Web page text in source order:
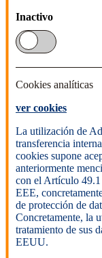
Inactivo
Cookies analíticas
ver cookies
La utilización de
transferencia
cookies supone
anteriormente
con el Artículo 49.1
EEE,
de protección de
Concretamente, la
tratamiento de sus
EEUU.